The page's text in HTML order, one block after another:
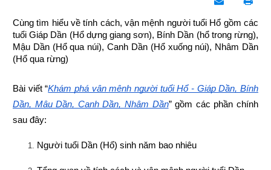
Cùng tìm hiểu về tính cách, vận mệnh người tuổi Hổ gồm các
tuổi Giáp Dần (Hổ dựng giang sơn), Bính Dần (hổ trong rừng),
Mậu Dần (Hổ qua núi), Canh Dần (Hổ xuống núi), Nhâm Dần
(Hổ qua rừng)
Bài viết “Khám phá vận mệnh người tuổi Hổ - Giáp Dần, Bính
Dần, Mậu Dần, Canh Dần, Nhâm Dần” gồm các phần chính
sau đây:
Người tuổi Dần (Hổ) sinh năm bao nhiêu